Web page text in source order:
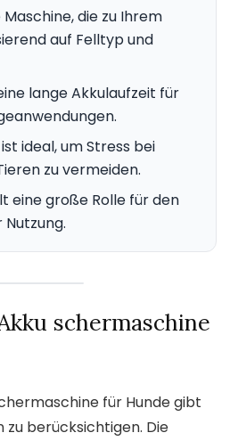
die zu Ihrem
auf Felltyp und
lange Akkulaufzeit für
ideal, um Stress bei
zu vermeiden.
eine große Rolle für den
schermaschine
für Hunde gibt
berücksichtigen. Die